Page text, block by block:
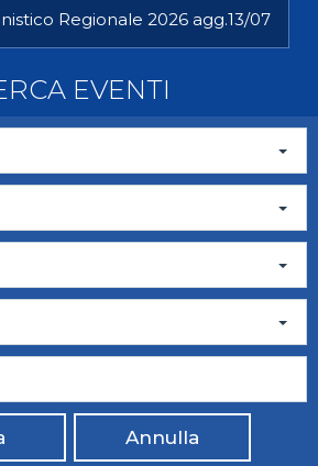
Regionale 2026 agg.13/07
EVENTI
Annulla